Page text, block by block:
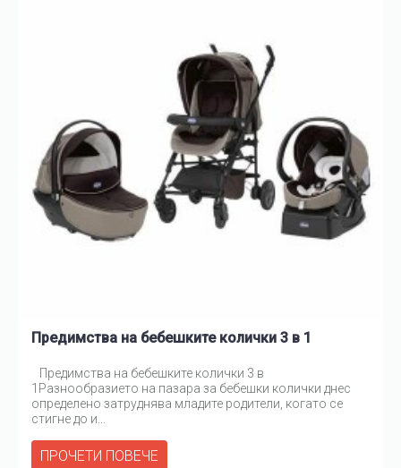
Предимства на бебешките колички 3 в 1
Предимства на бебешките колички 3 в
1Разнообразието на пазара за бебешки колички днес
определено затруднява младите родители, когато се
стигне до и...
ПРОЧЕТИ ПОВЕЧЕ